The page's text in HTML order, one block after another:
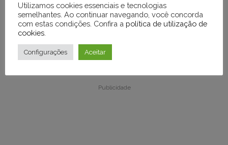
Publicidade
Publicidade
Utilizamos cookies essenciais e tecnologias
semelhantes. Ao continuar navegando, você concorda
com estas condições. Confira a política de utilização de
cookies
Configurações Aceitar